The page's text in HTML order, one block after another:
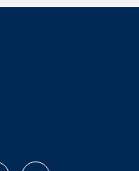
mamário
de mama;
de imagem;
risco para câncer